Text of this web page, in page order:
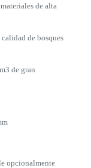
de alta
de bosques
de gran
opcionalmente